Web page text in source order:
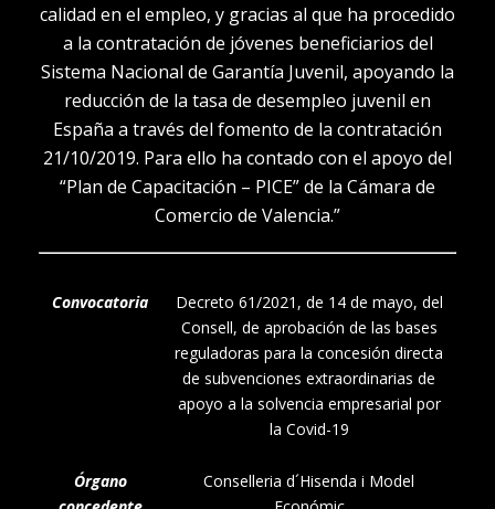
calidad en el empleo, y gracias al que ha procedido
a la contratación de jóvenes beneficiarios del
Sistema Nacional de Garantía Juvenil, apoyando la
reducción de la tasa de desempleo juvenil en
España a través del fomento de la contratación
21/10/2019. Para ello ha contado con el apoyo del
“Plan de Capacitación – PICE” de la Cámara de
Comercio de Valencia.”
Convocatoria
Decreto 61/2021, de 14 de mayo, del
Consell, de aprobación de las bases
reguladoras para la concesión directa
de subvenciones extraordinarias de
apoyo a la solvencia empresarial por
la Covid-19
Órgano
Conselleria d´Hisenda i Model